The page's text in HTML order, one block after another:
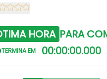
HORA PARA
TERMINA EM 00:00:00.000